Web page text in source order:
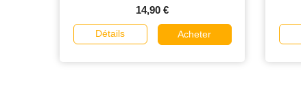
14,90 €
Détails Acheter